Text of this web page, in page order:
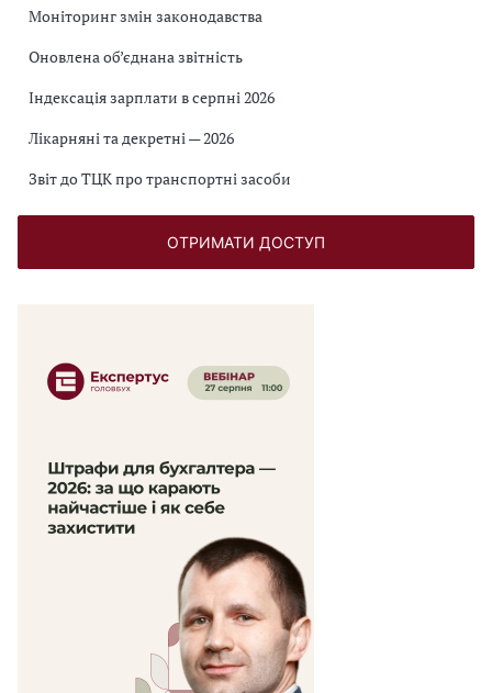
Моніторинг змін законодавства
Оновлена об’єднана звітність
Індексація зарплати в серпні 2026
Лікарняні та декретні — 2026
Звіт до ТЦК про транспортні засоби
ОТРИМАТИ ДОСТУП